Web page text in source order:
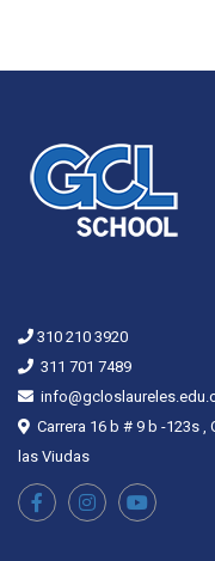
310 210 3920
311 701 7489
Carrera 16 b # 9 b -123s ,
las Viudas